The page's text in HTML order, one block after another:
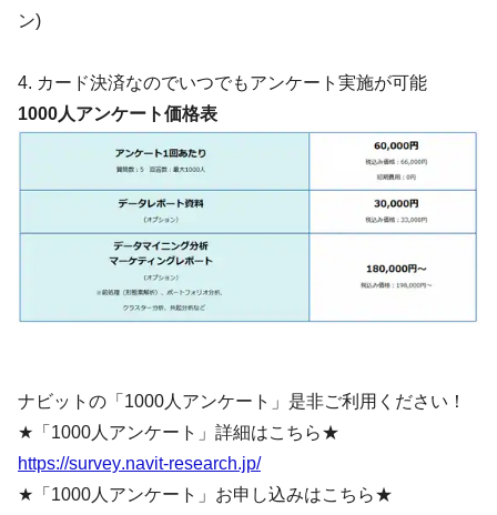
ン)
4. カード決済なのでいつでもアンケート実施が可能
1000人アンケート価格表
ナビットの「1000人アンケート」是非ご利用ください！
★「1000人アンケート」詳細はこちら★
https://survey.navit-research.jp/
★「1000人アンケート」お申し込みはこちら★